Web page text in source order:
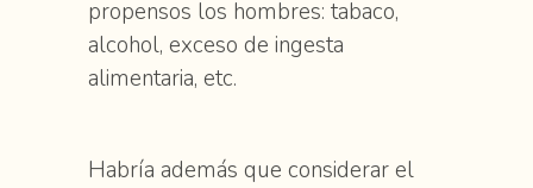
propensos los hombres: tabaco,
alcohol, exceso de ingesta
alimentaria, etc.
Habría además que considerar el